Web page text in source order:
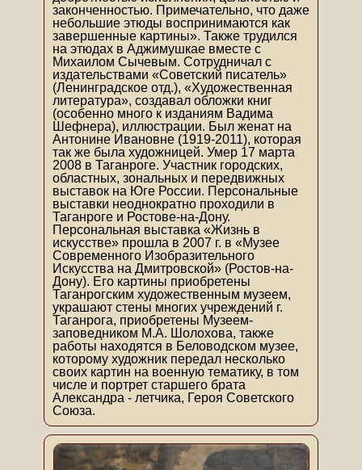
законченностью. Примечательно, что даже
небольшие этюды воспринимаются как
завершенные картины». Также трудился
на этюдах в Аджимушкае вместе с
Михаилом Сычевым. Сотрудничал с
издательствами «Советский писатель»
(Ленинградское отд.), «Художественная
литература», создавал обложки книг
(особенно много к изданиям Вадима
Шефнера), иллюстрации. Был женат на
Антонине Ивановне (1919-2011), которая
так же была художницей. Умер 17 марта
2008 в Таганроге. Участник городских,
областных, зональных и передвижных
выставок на Юге России. Персональные
выставки неоднократно проходили в
Таганроге и Ростове-на-Дону.
Персональная выставка «Жизнь в
искусстве» прошла в 2007 г. в «Музее
Современного Изобразительного
Искусства на Дмитровской» (Ростов-на-
Дону). Его картины приобретены
Таганрогским художественным музеем,
украшают стены многих учреждений г.
Таганрога, приобретены Музеем-
заповедником М.А. Шолохова, также
работы находятся в Беловодском музее,
которому художник передал несколько
своих картин на военную тематику, в том
числе и портрет старшего брата
Александра - летчика, Героя Советского
Союза.